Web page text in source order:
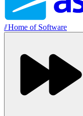
//Home of Software